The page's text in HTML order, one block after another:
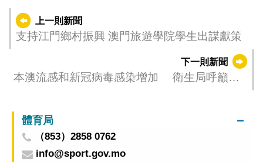
上一則新聞
支持江門鄉村振興 澳門旅遊學院學生出謀獻策
下一則新聞
本澳流感和新冠病毒感染增加 衛生局呼籲居
體育局
（853）2858 0762
info@sport.gov.mo